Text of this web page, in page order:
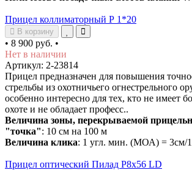
Прицел коллиматорный Р 1*20
В корзину
• 8 900 руб. •
Нет в наличии
Артикул: 2-23814
Прицел предназначен для повышения
стрельбы из охотничьего огнестрельного
особенно интересно для тех, кто не имеет
охоте и не обладает професс..
Величина зоны, перекрываемой
"точка": 10 см на 100 м
Величина клика: 1 угл. мин. (МОА) = 3см/
Прицел оптический Пилад P8x56 LD